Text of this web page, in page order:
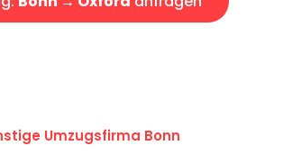
Umzugsfirma Bonn